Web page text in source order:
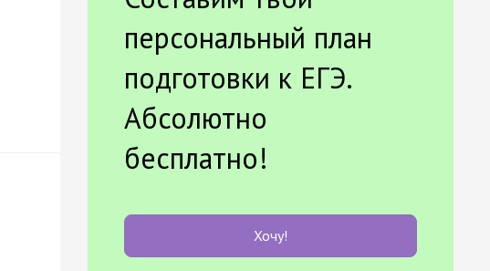
персональный план
подготовки к ЕГЭ.
Абсолютно
бесплатно!
Хочу!